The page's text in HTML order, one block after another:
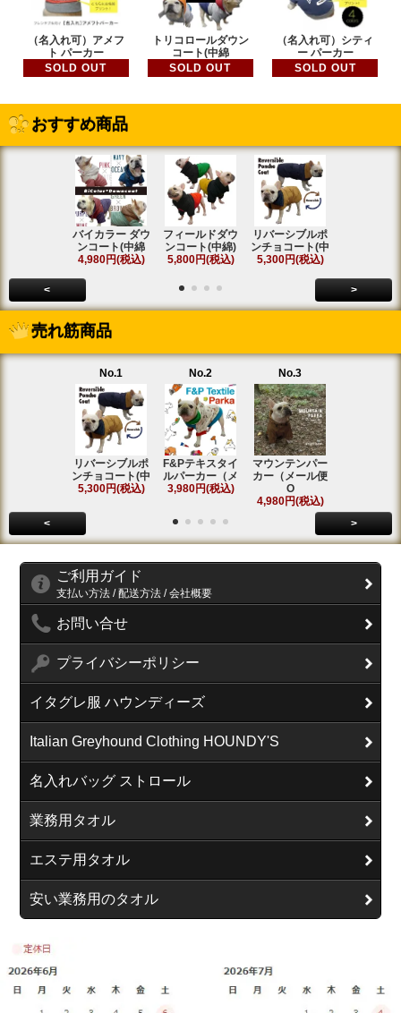
（名入れ可）アメフ
ト パーカー
SOLD OUT
トリコロールダウン
コート(中綿
SOLD OUT
（名入れ可）シティ
ー パーカー
SOLD OUT
おすすめ商品
バイカラー ダウ
ンコート(中綿
4,980円(税込)
フィールドダウ
ンコート(中綿)
5,800円(税込)
リバーシブルポ
ンチョコート(中
5,300円(税込)
< >
売れ筋商品
No.1
リバーシブルポ
ンチョコート(中
5,300円(税込)
No.2
F&Pテキスタイ
ルパーカー（メ
3,980円(税込)
No.3
マウンテンパー
カー（メール便
O
4,980円(税込)
< >
ご利用ガイド
支払い方法 / 配送方法 / 会社概要
お問い合せ
プライバシーポリシー
イタグレ服 ハウンディーズ
Italian Greyhound Clothing HOUNDY'S
名入れバッグ ストロール
業務用タオル
エステ用タオル
安い業務用のタオル